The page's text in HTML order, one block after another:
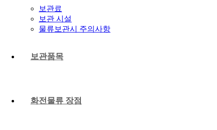
보관료
보관 시설
물류보관시 주의사항
보관품목
화전물류 장점